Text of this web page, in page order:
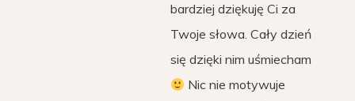
bardziej dziękuję Ci za
Twoje słowa. Cały dzień
się dzięki nim uśmiecham
Nic nie motywuje